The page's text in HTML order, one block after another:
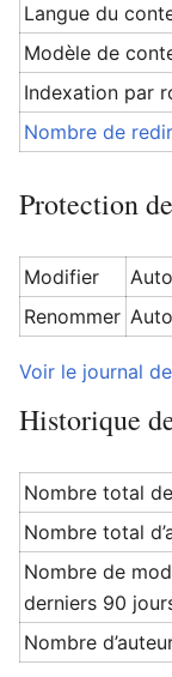
Langue du
Modèle de
Indexation par
Nombre de
Protection
Modifier
Renommer
Voir le journal
Historique
Nombre total
Nombre total
Nombre de
derniers 90
Nombre